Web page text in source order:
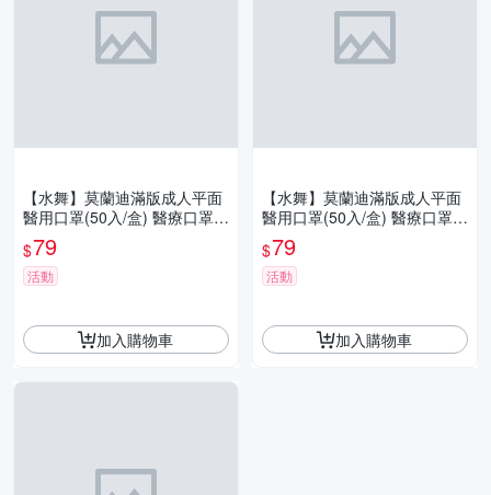
【水舞】莫蘭迪滿版成人平面
醫用口罩(50入/盒) 醫療口罩
台灣製造 超親膚材質 醫療級
口罩
$79
活動
加入購物車
【水舞】莫蘭迪滿版成人平面
醫用口罩(50入/盒) 醫療口罩
台灣製造 超親膚材質 醫療級
口罩
$79
活動
加入購物車